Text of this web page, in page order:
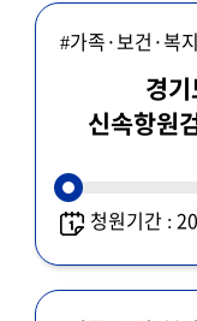
#가족·보건·복지
경기
신속항원
청원기간 :